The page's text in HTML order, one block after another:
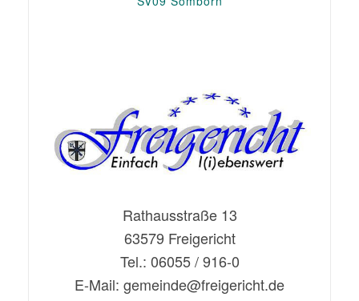
Rathausstraße 13
63579 Freigericht
Tel.: 06055 / 916-0
E-Mail: gemeinde@freigericht.de